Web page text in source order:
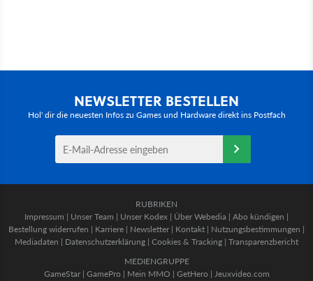
NEWSLETTER BESTELLEN
Hol' dir die neuesten Infos zu Games und Hardware direkt ins Postfach
RUBRIKEN
Impressum | Unser Team | Unser Kodex | Über Webedia | Abo kündigen |
Bestellung widerrufen | Karriere | Newsletter | Kontakt | Nutzungsbestimmungen |
Mediadaten | Datenschutzerklärung | Cookies & Tracking | Transparenzbericht
MEDIENGRUPPE
GameStar| GamePro | Mein MMO | GetHero | Jeuxvideo.com